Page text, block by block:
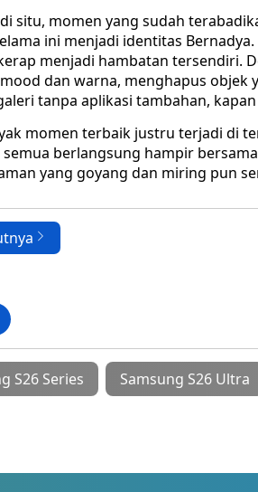
situ, momen yang sudah
ini menjadi identitas
menjadi hambatan tersendiri.
dan warna, menghapus
tanpa aplikasi tambahan,
momen terbaik justru terjadi di
berlangsung hampir
yang goyang dan miring pun
S26 Series Samsung S26 Ultra